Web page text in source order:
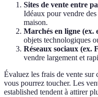
Sites de vente entre
Idéaux pour vendre
maison.
Marchés en ligne (ex.
objets technologiques
Réseaux sociaux (ex.
vendre largement et
Évaluez les frais de vente sur
vous pourrez toucher. Les
established tendent à attirer